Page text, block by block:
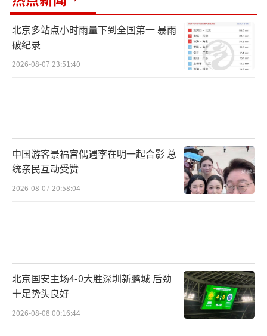
北京多站点小时雨量下到全国第一 暴雨
破纪录
2026-08-07 23:51:40
中国游客景福宫偶遇李在明一起合影 总
统亲民互动受赞
2026-08-07 20:58:04
北京国安主场4-0大胜深圳新鹏城 后劲
十足势头良好
2026-08-08 00:16:44